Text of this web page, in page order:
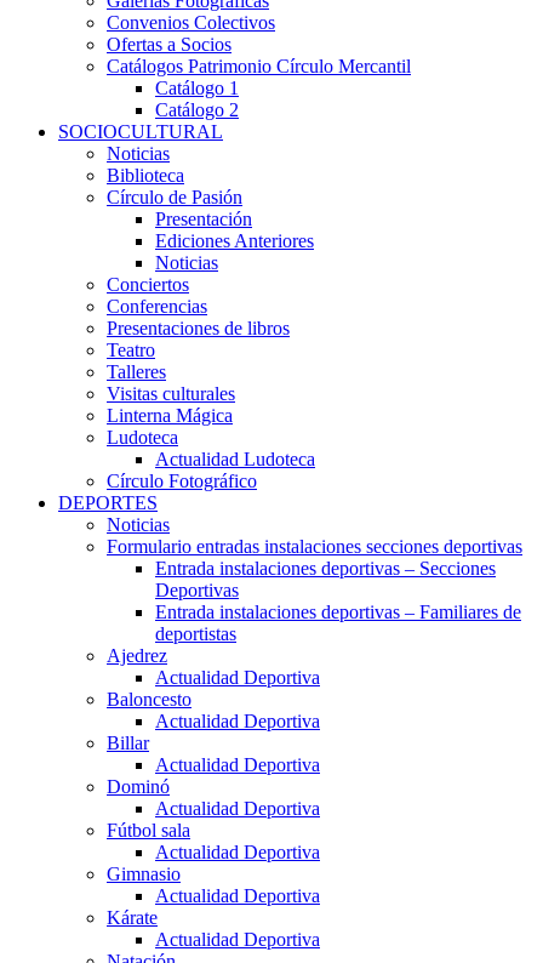
Convenios Colectivos
Ofertas a Socios
Catálogos Patrimonio Círculo Mercantil
Catálogo 1
Catálogo 2
SOCIOCULTURAL
Noticias
Biblioteca
Círculo de Pasión
Presentación
Ediciones Anteriores
Noticias
Conciertos
Conferencias
Presentaciones de libros
Teatro
Talleres
Visitas culturales
Linterna Mágica
Ludoteca
Actualidad Ludoteca
Círculo Fotográfico
DEPORTES
Noticias
Formulario entradas instalaciones secciones deportivas
Entrada instalaciones deportivas – Secciones
Deportivas
Entrada instalaciones deportivas – Familiares de
deportistas
Ajedrez
Actualidad Deportiva
Baloncesto
Actualidad Deportiva
Billar
Actualidad Deportiva
Dominó
Actualidad Deportiva
Fútbol sala
Actualidad Deportiva
Gimnasio
Actualidad Deportiva
Kárate
Actualidad Deportiva